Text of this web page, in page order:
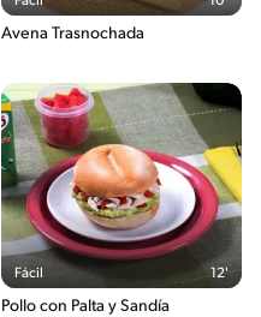
Avena Trasnochada
Fácil 12'
Pollo con Palta y Sandía